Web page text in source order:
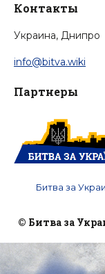
Контакты
Украина, Днипро
info@bitva.wiki
Партнеры
Битва за
© Битва за